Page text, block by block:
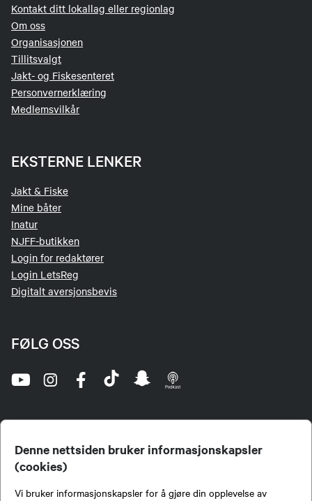
Denne nettsiden bruker informasjonskapsler
(cookies)
Vi bruker informasjonskapsler for å gjøre din opplevelse av
Kontakt ditt lokallag eller regionlag
Om oss
Organisasjonen
Tillitsvalgt
Jakt- og Fiskesenteret
Personvernerklæring
Medlemsvilkår
EKSTERNE LENKER
Jakt & Fiske
Mine båter
Inatur
NJFF-butikken
Login for redaktører
Login LetsReg
Digitalt aversjonsbevis
FØLG OSS
jegere og sportsfiskere og et av de viktigste miljøene for formidling av kunnskap om jakt og